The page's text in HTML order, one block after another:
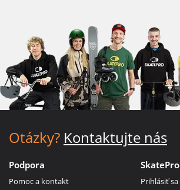
Otázky? Kontaktujte nás
Podpora
Pomoc a kontakt
SkatePro
Prihlásiť sa